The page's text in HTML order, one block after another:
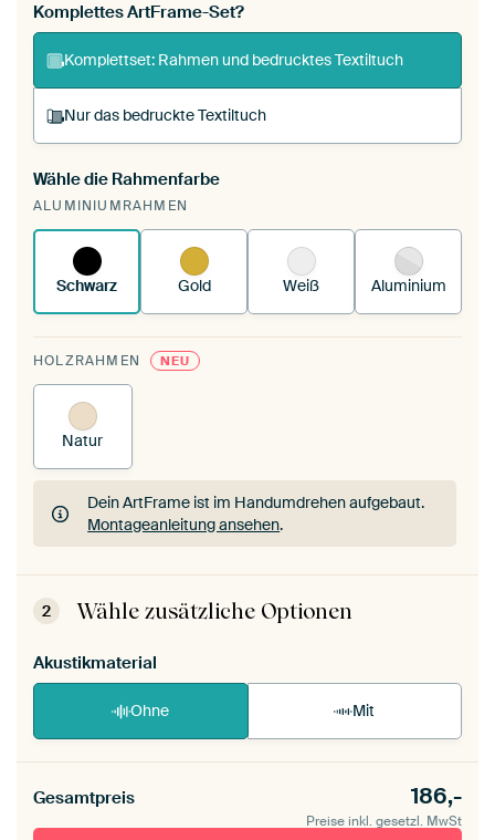
Komplettes ArtFrame-Set?
Komplettset: Rahmen und bedrucktes Textiltuch
Nur das bedruckte Textiltuch
Du spannst einen wechselbaren Textiltuch in
deinen vorhandenen ArtFrame™.
es.
Wähle die Rahmenfarbe
ALUMINIUMRAHMEN
Schwarz Gold Weiß Aluminium
HOLZRAHMEN NEU
Natur
Dein ArtFrame ist im Handumdrehen aufgebaut.
Montageanleitung ansehen.
Dein ArtFrame ist im Handumdrehen aufgebaut.
Montageanleitung ansehen
2 Wähle zusätzliche Optionen
Akustikmaterial
Ohne Mit
Gesamtpreis 186,-
Preise inkl. gesetzl. MwSt